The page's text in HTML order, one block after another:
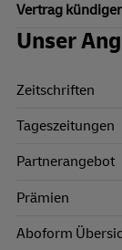
Vertrag
Unser
Zeitschriften
Tageszeitungen
Partnerangebot
Prämien
Aboform